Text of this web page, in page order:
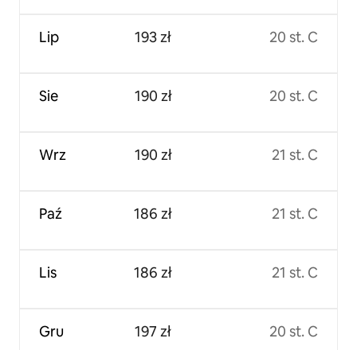
Lip
Sie
Wrz
Paź
Lis
Gru
193 zł
190 zł
190 zł
186 zł
186 zł
197 zł
20 st. C
20 st. C
21 st. C
21 st. C
21 st. C
20 st. C